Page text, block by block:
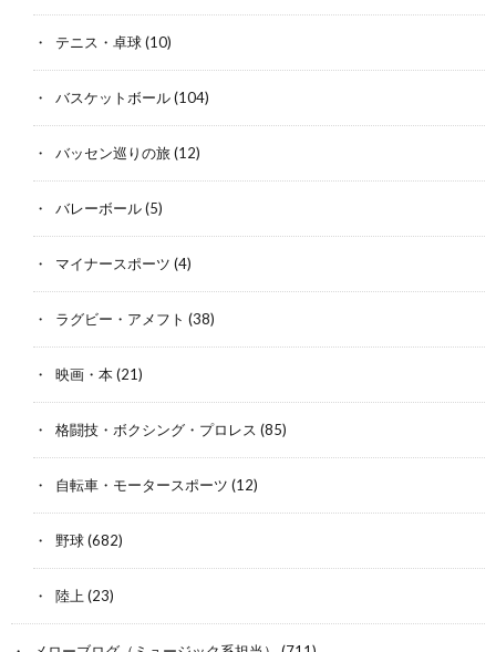
テニス・卓球(10)
バスケットボール(104)
バッセン巡りの旅(12)
バレーボール(5)
マイナースポーツ (4)
ラグビー・アメフト (38)
映画・本(21)
格闘技・ボクシング・プロレス (85)
自転車・モータースポーツ (12)
野球(682)
陸上 (23)